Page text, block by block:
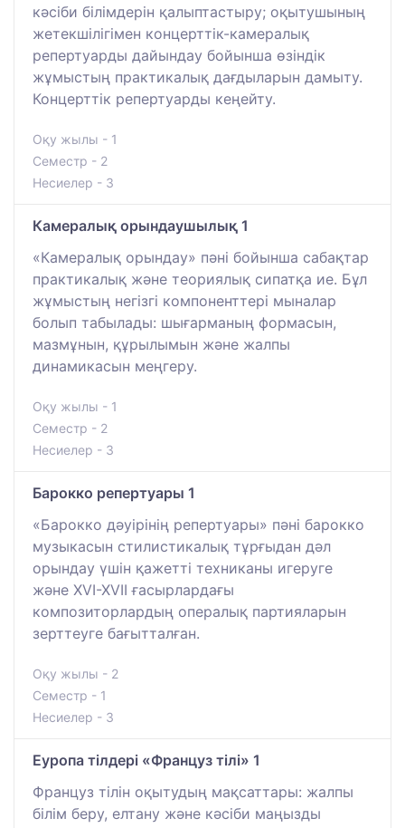
кәсіби білімдерін қалыптастыру; оқытушының
жетекшілігімен концерттік-камералық
репертуарды дайындау бойынша өзіндік
жұмыстың практикалық дағдыларын дамыту.
Концерттік репертуарды кеңейту.
Оқу жылы - 1
Семестр - 2
Несиелер - 3
Камералық орындаушылық 1
«Камералық орындау» пәні бойынша сабақтар
практикалық және теориялық сипатқа ие. Бұл
жұмыстың негізгі компоненттері мыналар
болып табылады: шығарманың формасын,
мазмұнын, құрылымын және жалпы
динамикасын меңгеру.
Оқу жылы - 1
Семестр - 2
Несиелер - 3
Барокко репертуары 1
«Барокко дәуірінің репертуары» пәні барокко
музыкасын стилистикалық тұрғыдан дәл
орындау үшін қажетті техниканы игеруге
және XVI-XVII ғасырлардағы
композиторлардың опералық партияларын
зерттеуге бағытталған.
Оқу жылы - 2
Семестр - 1
Несиелер - 3
Еуропа тілдері «Француз тілі» 1
Француз тілін оқытудың мақсаттары: жалпы
білім беру, елтану және кәсіби маңызды